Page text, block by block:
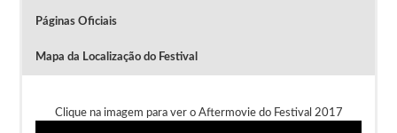
Páginas Oficiais
Mapa da Localização do Festival
Clique na imagem para ver o Aftermovie do Festival 2017